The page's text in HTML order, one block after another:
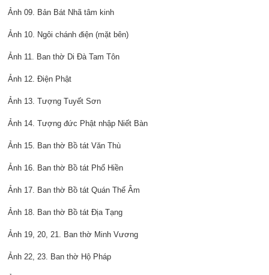
Ảnh 09. Bản Bát Nhã tâm kinh
Ảnh 10. Ngôi chánh điện (mặt bên)
Ảnh 11. Ban thờ Di Đà Tam Tôn
Ảnh 12. Điện Phật
Ảnh 13. Tượng Tuyết Sơn
Ảnh 14. Tượng đức Phật nhập Niết Bàn
Ảnh 15. Ban thờ Bồ tát Văn Thù
Ảnh 16. Ban thờ Bồ tát Phổ Hiền
Ảnh 17. Ban thờ Bồ tát Quán Thế Âm
Ảnh 18. Ban thờ Bồ tát Địa Tạng
Ảnh 19, 20, 21. Ban thờ Minh Vương
Ảnh 22, 23. Ban thờ Hộ Pháp